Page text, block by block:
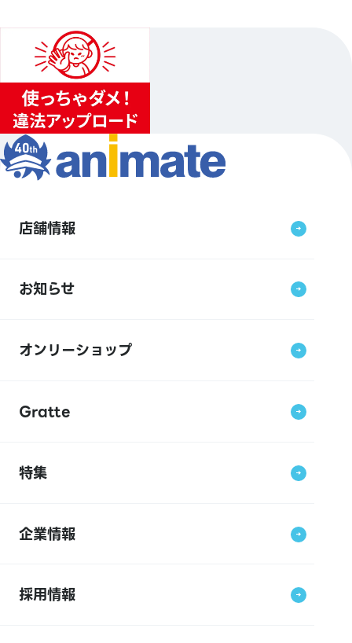
店舗情報
お知らせ
オンリーショップ
Gratte
特集
企業情報
採用情報